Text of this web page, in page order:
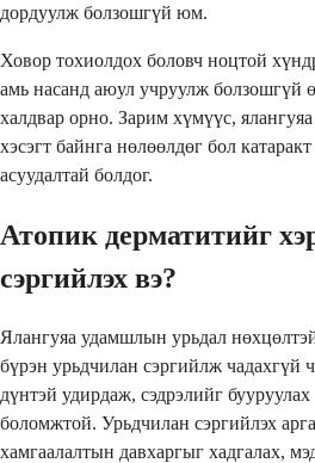
дордуулж болзошгүй юм.
Ховор тохиолдох боловч ноцтой
амь насанд аюул учруулж болзошгүй
халдвар орно. Зарим хүмүүс,
хэсэгт байнга нөлөөлдөг бол
асуудалтай болдог.
Атопик дерматитийг
сэргийлэх вэ?
Ялангуяа удамшлын урьдал
бүрэн урьдчилан сэргийлж чадахгүй
дүнтэй удирдаж, сэдрэлийг
боломжтой. Урьдчилан сэргийлэх
хамгаалалтын давхаргыг хадгалах,